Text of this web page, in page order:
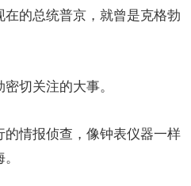
的总统普京，就曾是克格勃
切关注的大事。
情报侦查，像钟表仪器一样